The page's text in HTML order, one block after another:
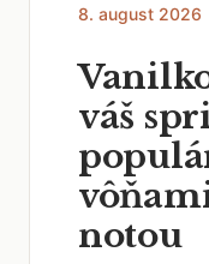
8. august 2026
váš
notou